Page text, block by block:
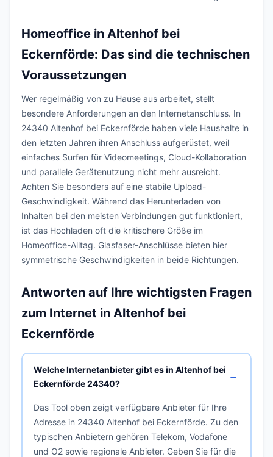
Homeoffice in Altenhof bei
Eckernförde: Das sind die technischen
Voraussetzungen
Wer regelmäßig von zu Hause aus arbeitet, stellt
besondere Anforderungen an den Internetanschluss. In
24340 Altenhof bei Eckernförde haben viele Haushalte in
den letzten Jahren ihren Anschluss aufgerüstet, weil
einfaches Surfen für Videomeetings, Cloud-Kollaboration
und parallele Gerätenutzung nicht mehr ausreicht.
Achten Sie besonders auf eine stabile Upload-
Geschwindigkeit. Während das Herunterladen von
Inhalten bei den meisten Verbindungen gut funktioniert,
ist das Hochladen oft die kritischere Größe im
Homeoffice-Alltag. Glasfaser-Anschlüsse bieten hier
symmetrische Geschwindigkeiten in beide Richtungen.
Antworten auf Ihre wichtigsten Fragen
zum Internet in Altenhof bei
Eckernförde
Welche Internetanbieter gibt es in Altenhof bei
Eckernförde 24340?
Das Tool oben zeigt verfügbare Anbieter für Ihre
Adresse in 24340 Altenhof bei Eckernförde. Zu den
typischen Anbietern gehören Telekom, Vodafone
und O2 sowie regionale Anbieter. Geben Sie für die